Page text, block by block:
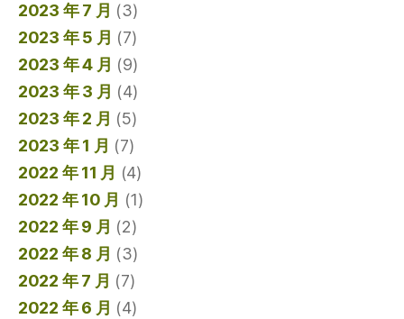
2023 年 7 月 (3)
2023 年 5 月 (7)
2023 年 4 月 (9)
2023 年 3 月 (4)
2023 年 2 月 (5)
2023 年 1 月 (7)
2022 年 11 月 (4)
2022 年 10 月 (1)
2022 年 9 月 (2)
2022 年 8 月 (3)
2022 年 7 月 (7)
2022 年 6 月 (4)